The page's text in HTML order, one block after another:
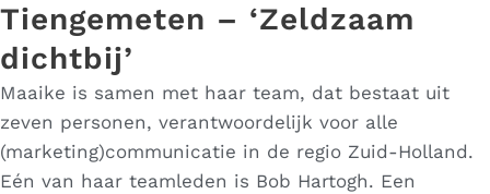
Tiengemeten – ‘Zeldzaam
dichtbij’
Maaike is samen met haar team, dat bestaat uit
zeven personen, verantwoordelijk voor alle
(marketing)communicatie in de regio Zuid-Holland.
Eén van haar teamleden is Bob Hartogh. Een